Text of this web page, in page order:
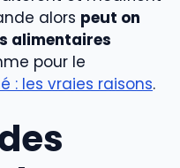
alors peut on
alimentaires
pour le
: les vraies raisons.